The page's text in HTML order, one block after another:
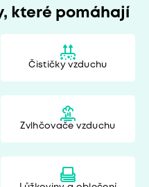
které pomáhají
Čističky vzduchu
Zvlhčovače vzduchu